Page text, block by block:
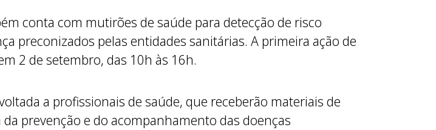
conta com mutirões de saúde para detecção de risco
preconizados pelas entidades sanitárias. A primeira ação de
2 de setembro, das 10h às 16h.
a profissionais de saúde, que receberão materiais de
prevenção e do acompanhamento das doenças